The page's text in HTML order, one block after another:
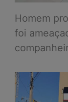
Homem
foi